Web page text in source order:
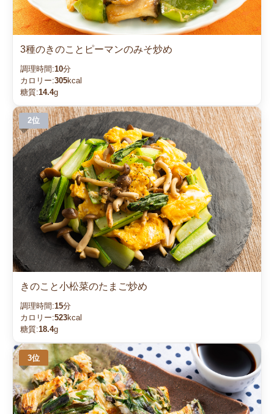
3種のきのことピーマンのみそ炒め
調理時間:10分
カロリー:305kcal
糖質:14.4g
きのこと小松菜のたまご炒め
調理時間:15分
カロリー:523kcal
糖質:18.4g